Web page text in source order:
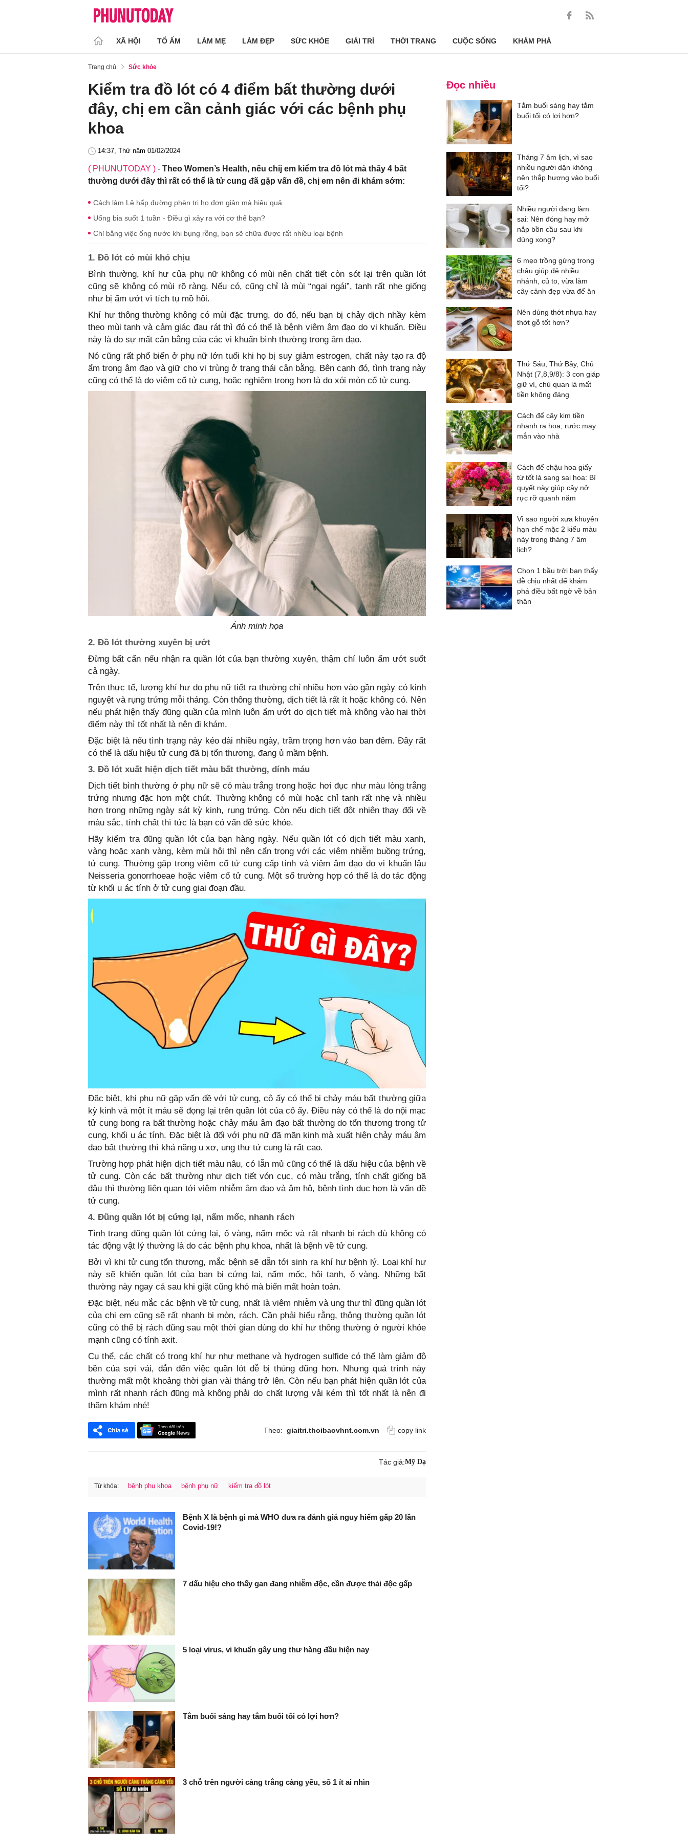
XÃ HỘI TỔ ẤM LÀM MẸ LÀM ĐẸP SỨC KHỎE GIẢI TRÍ THỜI TRANG CUỘC SỐNG KHÁM PHÁ
Trang chủ Sức khỏe
Kiểm tra đồ lót có 4 điểm bất thường dưới
đây, chị em cần cảnh giác với các bệnh phụ
khoa
14:37, Thứ năm 01/02/2024
( PHUNUTODAY ) - Theo Women’s Health, nếu chij em kiểm tra đồ lót mà thấy 4 bất
thường dưới đây thì rất có thể là tử cung đã gặp vấn đề, chị em nên đi khám sớm:
Cách làm Lê hấp đường phèn trị ho đơn giản mà hiệu quả
Uống bia suốt 1 tuần - Điều gì xảy ra với cơ thể bạn?
Chỉ bằng việc ống nước khi bụng rỗng, bạn sẽ chữa được rất nhiều loại bệnh
1. Đồ lót có mùi khó chịu
Bình thường, khí hư của phụ nữ không có mùi nên chất tiết còn sót lại trên quần lót
cũng sẽ không có mùi rõ ràng. Nếu có, cũng chỉ là mùi “ngai ngái”, tanh rất nhẹ giống
như bị ẩm ướt vì tích tụ mồ hôi.
Khí hư thông thường không có mùi đặc trưng, do đó, nếu bạn bị chảy dịch nhầy kèm
theo mùi tanh và cảm giác đau rát thì đó có thể là bệnh viêm âm đạo do vi khuẩn. Điều
này là do sự mất cân bằng của các vi khuẩn bình thường trong âm đạo.
Nó cũng rất phổ biến ở phụ nữ lớn tuổi khi họ bị suy giảm estrogen, chất này tạo ra độ
ẩm trong âm đạo và giữ cho vi trùng ở trạng thái cân bằng. Bên cạnh đó, tình trạng này
cũng có thể là do viêm cổ tử cung, hoặc nghiêm trọng hơn là do xói mòn cổ tử cung.
Ảnh minh họa
2. Đồ lót thường xuyên bị ướt
Đừng bất cẩn nếu nhận ra quần lót của bạn thường xuyên, thậm chí luôn ẩm ướt suốt
cả ngày.
Trên thực tế, lượng khí hư do phụ nữ tiết ra thường chỉ nhiều hơn vào gần ngày có kinh
nguyệt và rụng trứng mỗi tháng. Còn thông thường, dịch tiết là rất ít hoặc không có. Nên
nếu phát hiện thấy đũng quần của mình luôn ẩm ướt do dịch tiết mà không vào hai thời
điểm này thì tốt nhất là nên đi khám.
Đặc biệt là nếu tình trạng này kéo dài nhiều ngày, trầm trọng hơn vào ban đêm. Đây rất
có thể là dấu hiệu tử cung đã bị tổn thương, đang ủ mầm bệnh.
3. Đồ lót xuất hiện dịch tiết màu bất thường, dính máu
Dịch tiết bình thường ở phụ nữ sẽ có màu trắng trong hoặc hơi đục như màu lòng trắng
trứng nhưng đặc hơn một chút. Thường không có mùi hoặc chỉ tanh rất nhẹ và nhiều
hơn trong những ngày sát kỳ kinh, rụng trứng. Còn nếu dịch tiết đột nhiên thay đổi về
màu sắc, tính chất thì tức là bạn có vấn đề sức khỏe.
Hãy kiểm tra đũng quần lót của bạn hàng ngày. Nếu quần lót có dịch tiết màu xanh,
vàng hoặc xanh vàng, kèm mùi hôi thì nên cẩn trọng với các viêm nhiễm buồng trứng,
tử cung. Thường gặp trong viêm cổ tử cung cấp tính và viêm âm đạo do vi khuẩn lậu
Neisseria gonorrhoeae hoặc viêm cổ tử cung. Một số trường hợp có thể là do tác động
từ khối u ác tính ở tử cung giai đoạn đầu.
Đặc biệt, khi phụ nữ gặp vấn đề với tử cung, cô ấy có thể bị chảy máu bất thường giữa
kỳ kinh và một ít máu sẽ đọng lại trên quần lót của cô ấy. Điều này có thể là do nội mạc
tử cung bong ra bất thường hoặc chảy máu âm đạo bất thường do tổn thương trong tử
cung, khối u ác tính. Đặc biệt là đối với phụ nữ đã mãn kinh mà xuất hiện chảy máu âm
đạo bất thường thì khả năng u xơ, ung thư tử cung là rất cao.
Trường hợp phát hiện dịch tiết màu nâu, có lẫn mủ cũng có thể là dấu hiệu của bệnh về
tử cung. Còn các bất thường như dịch tiết vón cục, có màu trắng, tính chất giống bã
đậu thì thường liên quan tới viêm nhiễm âm đạo và âm hộ, bệnh tình dục hơn là vấn đề
tử cung.
4. Đũng quần lót bị cứng lại, nấm mốc, nhanh rách
Tình trạng đũng quần lót cứng lại, ố vàng, nấm mốc và rất nhanh bị rách dù không có
tác động vật lý thường là do các bệnh phụ khoa, nhất là bệnh về tử cung.
Bởi vì khi tử cung tổn thương, mắc bệnh sẽ dẫn tới sinh ra khí hư bệnh lý. Loại khí hư
này sẽ khiến quần lót của bạn bị cứng lại, nấm mốc, hôi tanh, ố vàng. Những bất
thường này ngay cả sau khi giặt cũng khó mà biến mất hoàn toàn.
Đặc biệt, nếu mắc các bệnh về tử cung, nhất là viêm nhiễm và ung thư thì đũng quần lót
của chị em cũng sẽ rất nhanh bị mòn, rách. Cần phải hiểu rằng, thông thường quần lót
cũng có thể bị rách đũng sau một thời gian dùng do khí hư thông thường ở người khỏe
mạnh cũng có tính axit.
Cụ thể, các chất có trong khí hư như methane và hydrogen sulfide có thể làm giảm độ
bền của sợi vải, dẫn đến việc quần lót dễ bị thủng đũng hơn. Nhưng quá trình này
thường mất một khoảng thời gian vài tháng trở lên. Còn nếu bạn phát hiện quần lót của
mình rất nhanh rách đũng mà không phải do chất lượng vải kém thì tốt nhất là nên đi
thăm khám nhé!
Theo: giaitri.thoibaovhnt.com.vn copy link
Tác giả:Mỹ Dạ
Từ khóa: bệnh phụ khoa bệnh phụ nữ kiểm tra đồ lót
Bệnh X là bệnh gì mà WHO đưa ra đánh giá nguy hiểm gấp 20 lần
Covid-19!?
7 dấu hiệu cho thấy gan đang nhiễm độc, cần được thải độc gấp
5 loại virus, vi khuẩn gây ung thư hàng đầu hiện nay
Tắm buổi sáng hay tắm buổi tối có lợi hơn?
3 chỗ trên người càng trắng càng yếu, số 1 ít ai nhìn
Đọc nhiều
Tắm buổi sáng hay tắm
buổi tối có lợi hơn?
Tháng 7 âm lịch, vì sao
nhiều người dặn không
nên thắp hương vào buổi
tối?
Nhiều người đang làm
sai: Nên đóng hay mở
nắp bồn cầu sau khi
dùng xong?
6 mẹo trồng gừng trong
chậu giúp đẻ nhiều
nhánh, củ to, vừa làm
cây cảnh đẹp vừa để ăn
Nên dùng thớt nhựa hay
thớt gỗ tốt hơn?
Thứ Sáu, Thứ Bảy, Chủ
Nhật (7,8,9/8): 3 con giáp
giữ ví, chủ quan là mất
tiền không đáng
Cách để cây kim tiền
nhanh ra hoa, rước may
mắn vào nhà
Cách để chậu hoa giấy
từ tốt lá sang sai hoa: Bí
quyết này giúp cây nở
rực rỡ quanh năm
Vì sao người xưa khuyên
hạn chế mặc 2 kiểu màu
này trong tháng 7 âm
lịch?
Chọn 1 bầu trời bạn thấy
dễ chịu nhất để khám
phá điều bất ngờ về bản
thân